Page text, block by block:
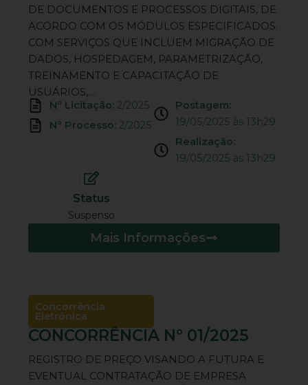
DE DOCUMENTOS E PROCESSOS DIGITAIS, DE
ACORDO COM OS MÓDULOS ESPECIFICADOS.
COM SERVIÇOS QUE INCLUEM MIGRAÇÃO DE
DADOS, HOSPEDAGEM, PARAMETRIZAÇÃO,
TREINAMENTO E CAPACITAÇÃO DE
USUÁRIOS,…
Nº Licitação: 2/2025
Nº Processo: 2/2025
Postagem:
19/05/2025 às 13h29
Realização:
19/05/2025 às 13h29
Status
Suspenso
Mais Informações
Concorrência
Eletrônica
CONCORRÊNCIA Nº 01/2025
REGISTRO DE PREÇO VISANDO A FUTURA E
EVENTUAL CONTRATAÇÃO DE EMPRESA